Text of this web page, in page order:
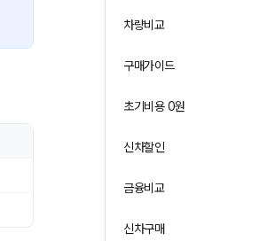
차량비교
구매가이드
초기비용 0원
신차할인
금융비교
신차구매